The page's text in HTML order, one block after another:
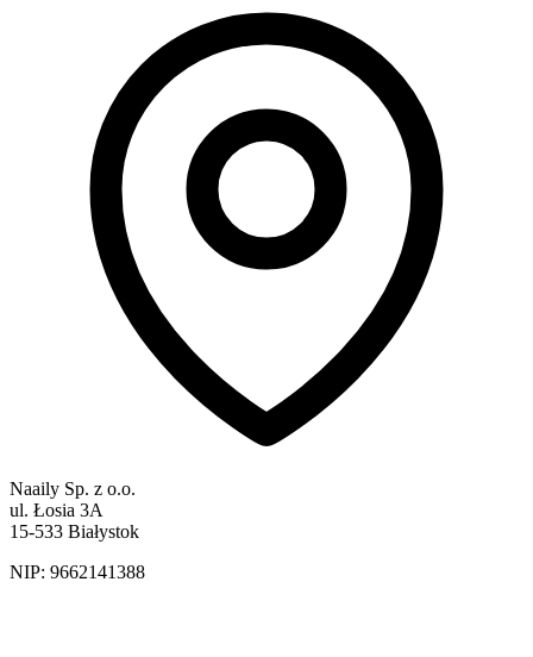
Naaily Sp. z o.o.
ul. Łosia 3A
15-533 Białystok
NIP: 9662141388